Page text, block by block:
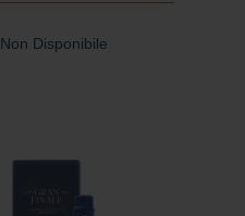
Non Disponibile